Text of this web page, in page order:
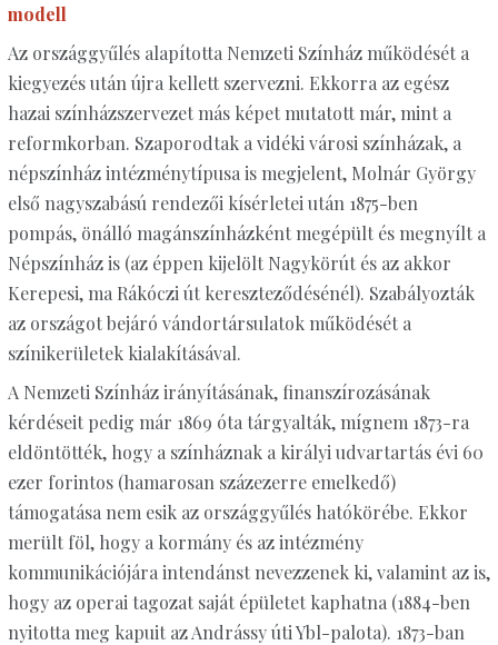
modell
Az országgyűlés alapította Nemzeti Színház működését a
kiegyezés után újra kellett szervezni. Ekkorra az egész
hazai színházszervezet más képet mutatott már, mint a
reformkorban. Szaporodtak a vidéki városi színházak, a
népszínház intézménytípusa is megjelent, Molnár György
első nagyszabású rendezői kísérletei után 1875-ben
pompás, önálló magánszínházként megépült és megnyílt a
Népszínház is (az éppen kijelölt Nagykörút és az akkor
Kerepesi, ma Rákóczi út kereszteződésénél). Szabályozták
az országot bejáró vándortársulatok működését a
színikerületek kialakításával.
A Nemzeti Színház irányításának, finanszírozásának
kérdéseit pedig már 1869 óta tárgyalták, mígnem 1873-ra
eldöntötték, hogy a színháznak a királyi udvartartás évi 60
ezer forintos (hamarosan százezerre emelkedő)
támogatása nem esik az országgyűlés hatókörébe. Ekkor
merült föl, hogy a kormány és az intézmény
kommunikációjára intendánst nevezzenek ki, valamint az is,
hogy az operai tagozat saját épületet kaphatna (1884-ben
nyitotta meg kapuit az Andrássy úti Ybl-palota). 1873-ban